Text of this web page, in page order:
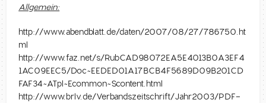
Allgemein:
http://www.abendblatt.de/daten/2007/08/27/786750.ht
ml
http://www.faz.net/s/RubCAD98072EA5E4013B0A3EF4
1AC09EEC5/Doc~EEDED01A17BCB4F5689D09B201CD
FAF34~ATpl~Ecommon~Scontent.html
http://www.brlv.de/Verbandszeitschrift/Jahr2003/PDF-